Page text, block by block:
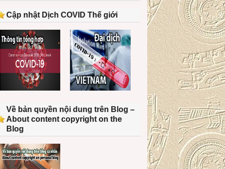
Cập nhật Dịch COVID Thế giới
Về bản quyền nội dung trên Blog –
About content copyright on the
Blog